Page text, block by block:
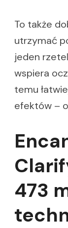
To także
utrzymać
jeden
wspiera
temu
efektów –
473